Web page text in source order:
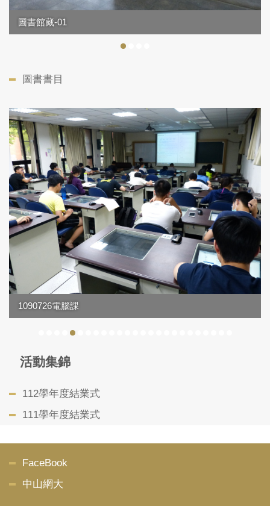
圖書館藏-01
圖書書目
1090726電腦課
活動集錦
112學年度結業式
111學年度結業式
FaceBook
中山網大